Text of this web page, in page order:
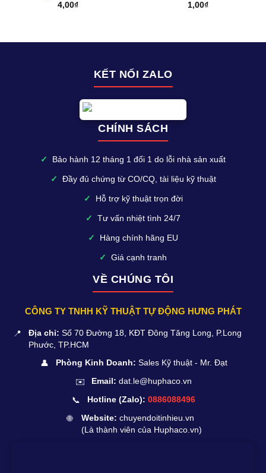
4,00₫
1,00₫
KẾT NỐI ZALO
CHÍNH SÁCH
✓ Bảo hành 12 tháng 1 đổi 1 do lỗi nhà sản xuất
✓ Đầy đủ chứng từ CO/CQ, tài liệu kỹ thuật
✓ Hỗ trợ kỹ thuật trọn đời
✓ Tư vấn nhiệt tình 24/7
✓ Hàng chính hãng EU
✓ Giá cạnh tranh
VỀ CHÚNG TÔI
CÔNG TY TNHH KỸ THUẬT TỰ ĐỘNG HƯNG PHÁT
📍 Địa chỉ: Số 70 Đường 18, KĐT Đông Tăng Long, P.Long
Phước, TP.HCM
👤 Phòng Kinh Doanh: Sales Kỹ thuật - Mr. Đạt
✉️ Email: dat.le@huphaco.vn
📞 Hotline (Zalo): 0886088496
🌐 Website: chuyendoitinhieu.vn
(Là thành viên của Huphaco.vn)